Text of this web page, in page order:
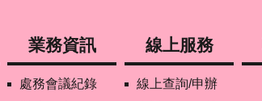
業務資訊
處務會議紀錄
線上服務
線上查詢/申辦